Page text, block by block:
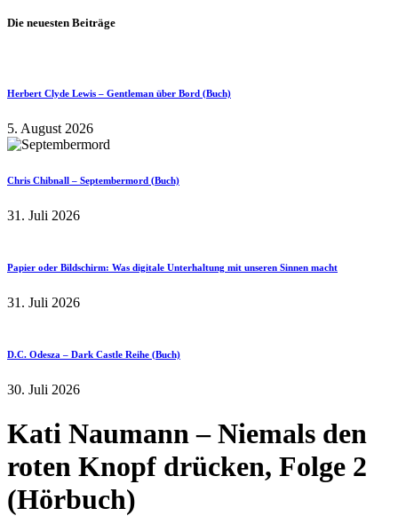
Die neuesten Beiträge
Herbert Clyde Lewis – Gentleman über Bord (Buch)
5. August 2026
Chris Chibnall – Septembermord (Buch)
31. Juli 2026
Papier oder Bildschirm: Was digitale Unterhaltung mit unseren Sinnen macht
31. Juli 2026
D.C. Odesza – Dark Castle Reihe (Buch)
30. Juli 2026
Kati Naumann – Niemals den
roten Knopf drücken, Folge 2
(Hörbuch)